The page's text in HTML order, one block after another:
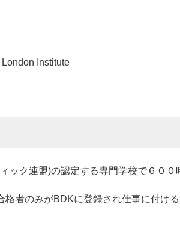
Institute
ック連盟)の認定する専門学校で６００
者のみがBDKに登録され仕事に付ける